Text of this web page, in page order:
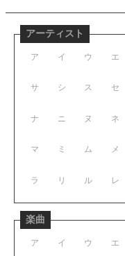
アーティスト
ア イ ウ エ
サ シ ス セ
ナ ニ ヌ ネ
マ ミ ム メ
ラ リ ル レ
楽曲
ア イ ウ エ